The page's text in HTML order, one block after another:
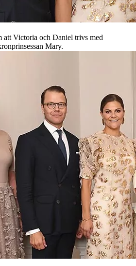
att Victoria och Daniel trivs med
Mary.